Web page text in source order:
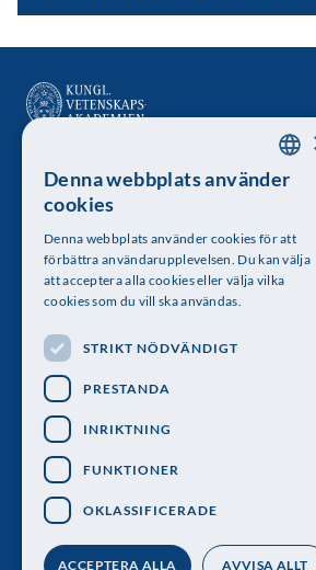
Kungl. Vetenskapsakademien
Besöksadress: Lilla Frescativägen 4A
Telefon: 08-673 95 00
Följ oss
Denna webbplats använder
cookies
Denna webbplats använder cookies för att
förbättra användarupplevelsen. Du kan välja
att acceptera alla cookies eller välja vilka
cookies som du vill ska användas.
STRIKT NÖDVÄNDIGT
PRESTANDA
INRIKTNING
FUNKTIONER
OKLASSIFICERADE
ACCEPTERA ALLA AVVISA ALLT